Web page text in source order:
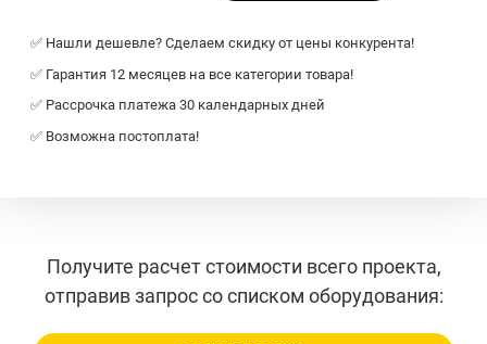
✅ Нашли дешевле? Сделаем скидку от цены конкурента!
✅ Гарантия 12 месяцев на все категории товара!
✅ Рассрочка платежа 30 календарных дней
✅ Возможна постоплата!
Получите расчет стоимости всего проекта,
отправив запрос со списком оборудования: